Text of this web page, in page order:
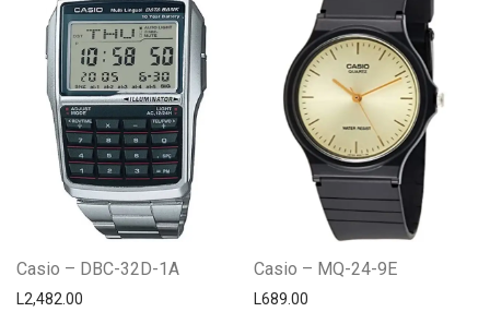
Casio – DBC-32D-1A
L2,482.00
Casio – MQ-24-9E
L689.00